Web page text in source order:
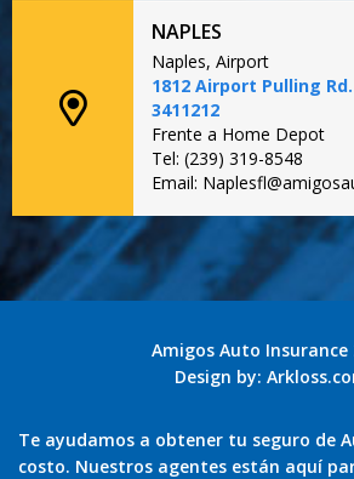
NAPLES
Naples, Airport
1812 Airport Pulling
3411212
Frente a Home Depot
Tel: (239) 319-8548
Email:
Amigos Auto Insurance
Design by:
Te ayudamos a obtener tu seguro de
costo. Nuestros agentes están aquí